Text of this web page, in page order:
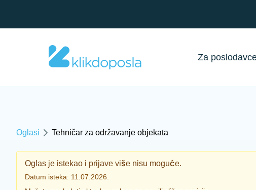
Za
Oglasi Tehničar za održavanje objekata
Oglas je istekao i prijave više nisu moguće.
Datum isteka: 11.07.2026.